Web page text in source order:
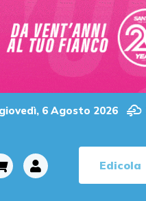
giovedì, 6 Agosto 2026
Edicola